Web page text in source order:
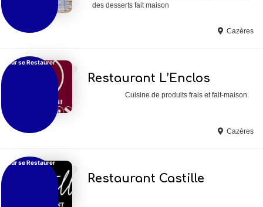
des desserts fait maison
Cazères
Pour se Restaurer
Restaurant L’Enclos
Cuisine de produits frais et fait-maison.
Cazères
Pour se Restaurer
Restaurant Castille